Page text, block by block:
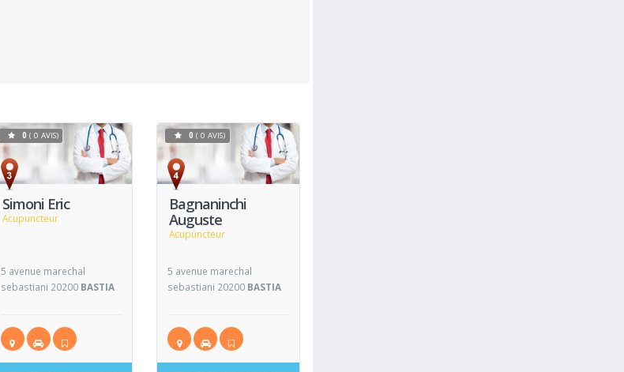
Simoni Eric
Acupuncteur
Voir
0 ( 0 AVIS)
5 avenue marechal
sebastiani 20200 BASTIA
Bagnaninchi
Auguste
Acupuncteur
Voir
Fiche
0 ( 0 AVIS)
5 avenue marechal
sebastiani 20200 BASTIA